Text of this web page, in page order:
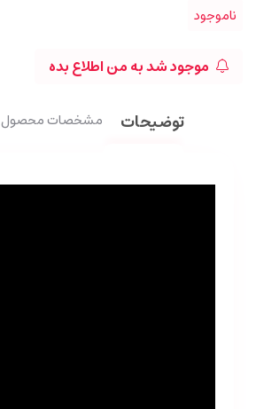
ناموجود
موجود شد به من اطلاع بده
توضیحات مشخصات محصول